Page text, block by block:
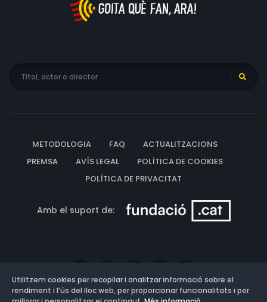
METODOLOGIA FAQ
ACTUALITZACIONS
PREMSA
AVÍS LEGAL
POLÍTICA DE COOKIES
POLÍTICA DE PRIVACITAT
Amb el suport de:
Utilitzem cookies per recopilar i analitzar informació sobre el
rendiment i l’ús del lloc web, per proporcionar funcionalitats i per